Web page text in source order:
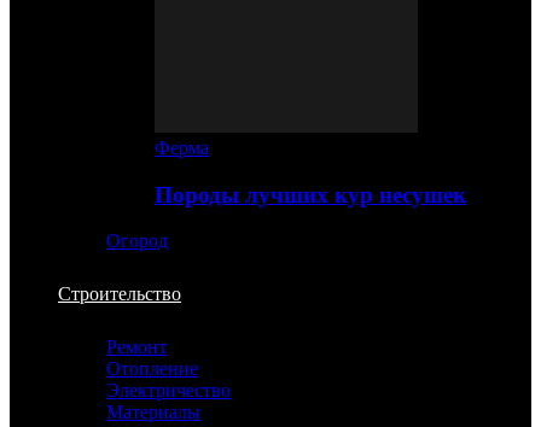
Ферма
Породы лучших кур несушек
Огород
Строительство
Ремонт
Отопление
Электричество
Материалы